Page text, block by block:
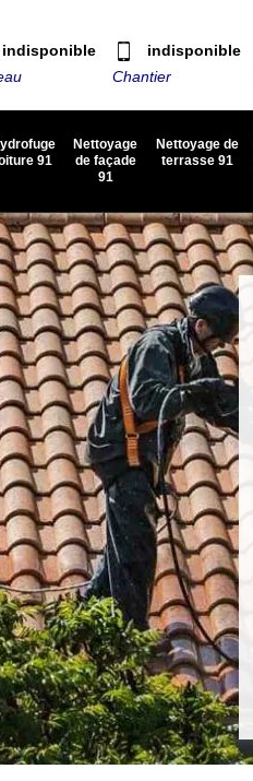
indisponible
indisponible
Chantier
91
Nettoyage
de façade
91
Nettoyage de
terrasse 91